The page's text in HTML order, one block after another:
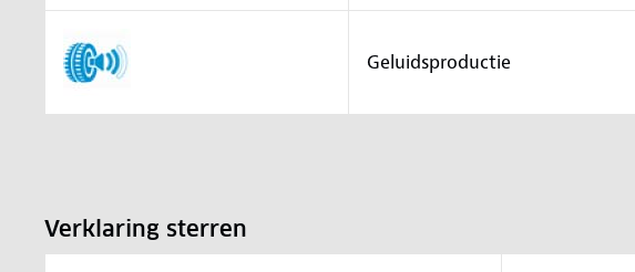
Geluidsproductie
Verklaring sterren